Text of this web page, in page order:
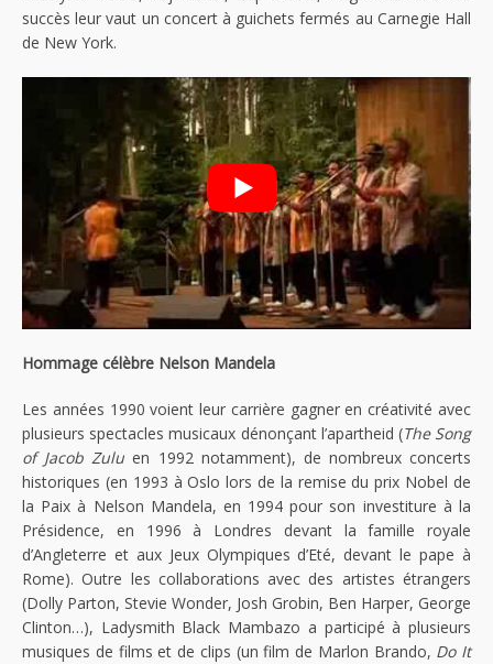
succès leur vaut un concert à guichets fermés au Carnegie Hall
de New York.
Hommage célèbre Nelson Mandela
Les années 1990 voient leur carrière gagner en créativité avec
plusieurs spectacles musicaux dénonçant l’apartheid (The Song
of Jacob Zulu en 1992 notamment), de nombreux concerts
historiques (en 1993 à Oslo lors de la remise du prix Nobel de
la Paix à Nelson Mandela, en 1994 pour son investiture à la
Présidence, en 1996 à Londres devant la famille royale
d’Angleterre et aux Jeux Olympiques d’Eté, devant le pape à
Rome). Outre les collaborations avec des artistes étrangers
(Dolly Parton, Stevie Wonder, Josh Grobin, Ben Harper, George
Clinton…), Ladysmith Black Mambazo a participé à plusieurs
musiques de films et de clips (un film de Marlon Brando, Do It